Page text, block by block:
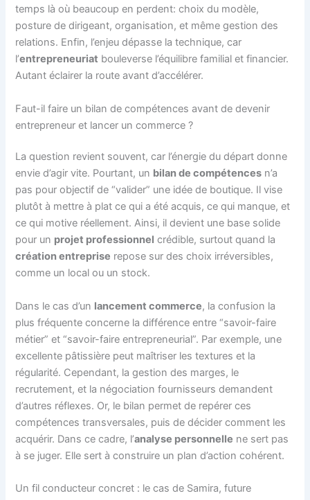
temps là où beaucoup en perdent: choix du modèle,
posture de dirigeant, organisation, et même gestion des
relations. Enfin, l’enjeu dépasse la technique, car
l’entrepreneuriat bouleverse l’équilibre familial et financier.
Autant éclairer la route avant d’accélérer.
Faut-il faire un bilan de compétences avant de devenir
entrepreneur et lancer un commerce ?
La question revient souvent, car l’énergie du départ donne
envie d’agir vite. Pourtant, un bilan de compétences n’a
pas pour objectif de “valider” une idée de boutique. Il vise
plutôt à mettre à plat ce qui a été acquis, ce qui manque, et
ce qui motive réellement. Ainsi, il devient une base solide
pour un projet professionnel crédible, surtout quand la
création entreprise repose sur des choix irréversibles,
comme un local ou un stock.
Dans le cas d’un lancement commerce, la confusion la
plus fréquente concerne la différence entre “savoir-faire
métier” et “savoir-faire entrepreneurial”. Par exemple, une
excellente pâtissière peut maîtriser les textures et la
régularité. Cependant, la gestion des marges, le
recrutement, et la négociation fournisseurs demandent
d’autres réflexes. Or, le bilan permet de repérer ces
compétences transversales, puis de décider comment les
acquérir. Dans ce cadre, l’analyse personnelle ne sert pas
à se juger. Elle sert à construire un plan d’action cohérent.
Un fil conducteur concret : le cas de Samira, future